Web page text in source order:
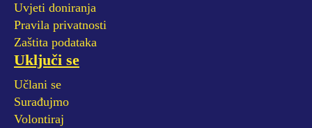
Uvjeti doniranja
Pravila privatnosti
Zaštita podataka
Uključi se
Učlani se
Surađujmo
Volontiraj